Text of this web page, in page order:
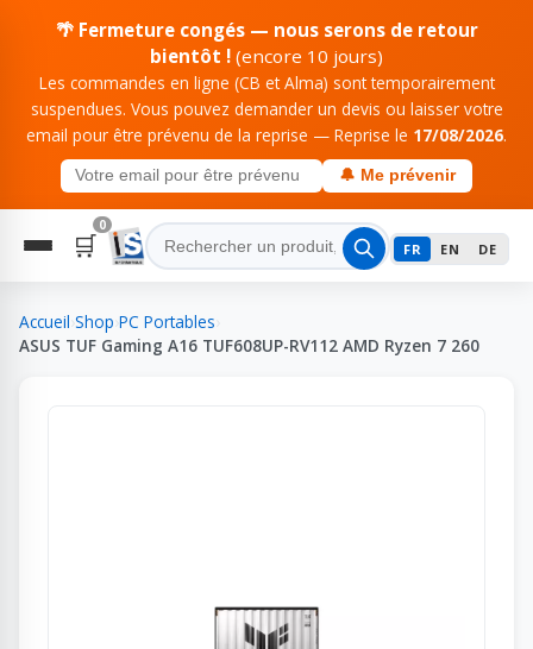
🌴 Fermeture congés — nous serons de retour
bientôt ! (encore 10 jours)
Les commandes en ligne (CB et Alma) sont temporairement
suspendues. Vous pouvez demander un devis ou laisser votre
email pour être prévenu de la reprise — Reprise le 17/08/2026.
🔔 Me prévenir
🛒
0
FR EN DE
Accueil Shop PC Portables
ASUS TUF Gaming A16 TUF608UP-RV112 AMD Ryzen 7 260